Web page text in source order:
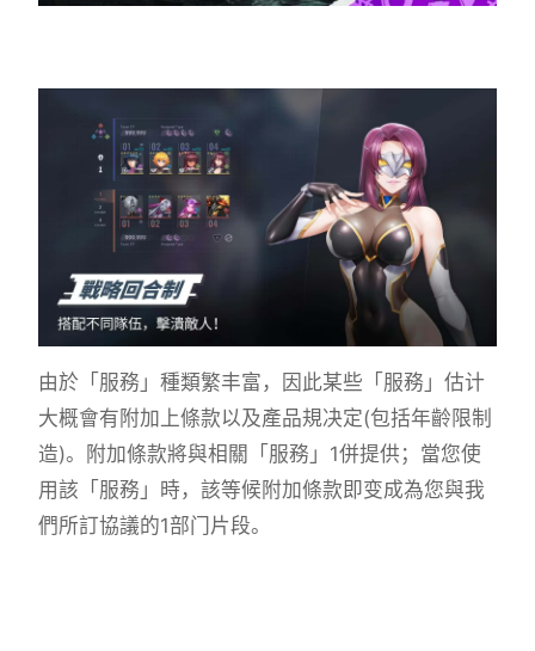
由於「服務」種類繁丰富，因此某些「服務」估计
大概會有附加上條款以及產品規决定(包括年齡限制
造)。附加條款將與相關「服務」1併提供；當您使
用該「服務」時，該等候附加條款即变成為您與我
們所訂協議的1部门片段。